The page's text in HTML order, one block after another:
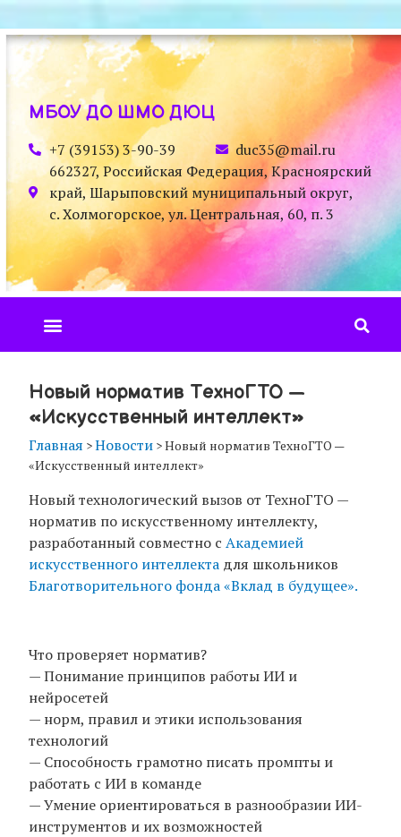
МБОУ ДО ШМО ДЮЦ
+7 (39153) 3-90-39
duc35@mail.ru
662327, Российская Федерация, Красноярский
край, Шарыповский муниципальный округ,
с. Холмогорское, ул. Центральная, 60, п. 3
Новый норматив ТехноГТО —
«Искусственный интеллект»
Главная >Новости >Новый норматив ТехноГТО —
«Искусственный интеллект»
Новый технологический вызов от ТехноГТО —
норматив по искусственному интеллекту,
разработанный совместно с Академией
искусственного интеллекта для школьников
Благотворительного фонда «Вклад в будущее».
Что проверяет норматив?
— Понимание принципов работы ИИ и
нейросетей
— норм, правил и этики использования
технологий
— Способность грамотно писать промпты и
работать с ИИ в команде
— Умение ориентироваться в разнообразии ИИ-
инструментов и их возможностей